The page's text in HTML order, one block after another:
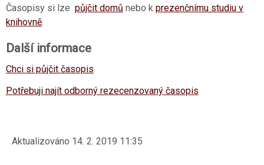
Časopisy si lze půjčit domů nebo k prezenčnímu studiu v
knihovně.
Další informace
Chci si půjčit časopis
Potřebuji najít odborný rezecenzovaný časopis
Aktualizováno 14. 2. 2019 11:35